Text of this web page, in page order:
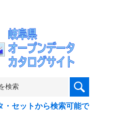
・セットから検索可能で